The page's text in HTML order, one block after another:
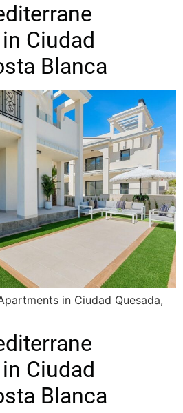
Ciudad
Blanca
in Ciudad Quesada,
Ciudad
Blanca